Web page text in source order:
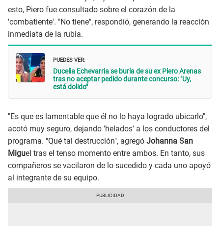
esto, Piero fue consultado sobre el corazón de la
'combatiente'. "No tiene", respondió, generando la reacción
inmediata de la rubia.
PUEDES VER:
Ducelia Echevarria se burla de su ex Piero Arenas
tras no aceptar pedido durante concurso: "Uy,
está dolido"
"Es que es lamentable que él no lo haya logrado ubicarlo",
acotó muy seguro, dejando 'helados' a los conductores del
programa. "Qué tal destrucción", agregó Johanna San
Miguel tras el tenso momento entre ambos. En tanto, sus
compañeros se vacilaron de lo sucedido y cada uno apoyó
al integrante de su equipo.